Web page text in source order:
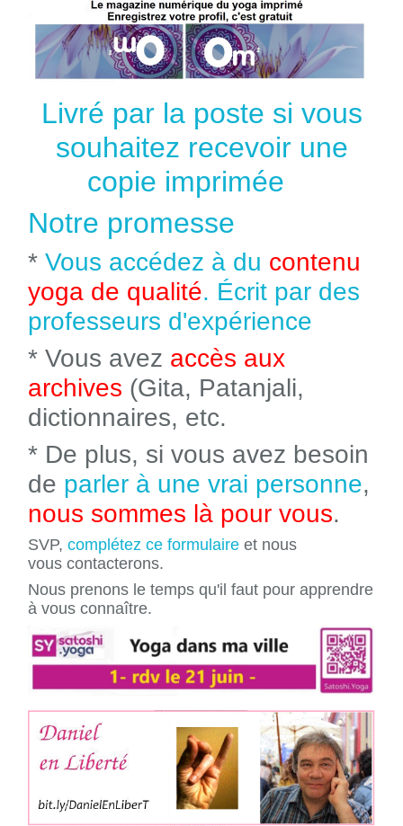
Livré par la poste si vous
souhaitez recevoir une
copie imprimée
Notre promesse
* Vous accédez à du contenu
yoga de qualité. Écrit par des
professeurs d'expérience
* Vous avez accès aux
archives (Gita, Patanjali,
dictionnaires, etc.
* De plus, si vous avez besoin
de parler à une vrai personne,
nous sommes là pour vous.
SVP, complétez ce formulaire et nous
vous contacterons.
Nous prenons le temps qu'il faut pour apprendre
à vous connaître.